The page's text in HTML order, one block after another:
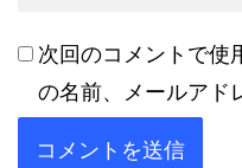
次回のコメントで使
の名前、メールアド